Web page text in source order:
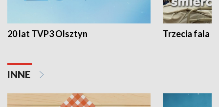
20 lat TVP3 Olsztyn Trzecia fala -
INNE